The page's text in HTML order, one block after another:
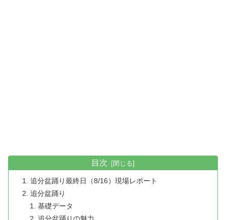
目次
追分盆踊り最終日（8/16）現場レポート
追分盆踊り
基礎データ